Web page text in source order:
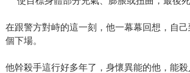
在跟警方對峙的這一刻，他一幕幕回想，自
個下場。
他幹殺手這行好多年了，身懷異能的他，能殺